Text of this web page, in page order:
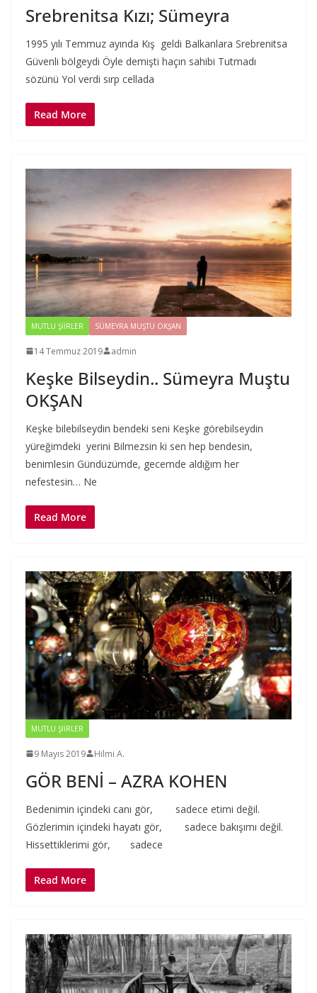
Srebrenitsa Kızı; Sümeyra
1995 yılı Temmuz ayında Kış geldi Balkanlara Srebrenitsa
Güvenli bölgeydi Öyle demişti haçın sahibi Tutmadı
sözünü Yol verdi sırp cellada
Read More
MUTLU ŞIIRLER SÜMEYRA MUŞTU OKŞAN
14 Temmuz 2019 admin
Keşke Bilseydin.. Sümeyra Muştu
OKŞAN
Keşke bilebilseydin bendeki seni Keşke görebilseydin
yüreğimdeki yerini Bilmezsin ki sen hep bendesin,
benimlesin Gündüzümde, gecemde aldığım her
nefestesin… Ne
Read More
MUTLU ŞIIRLER
9 Mayıs 2019 Hilmi A.
GÖR BENİ – AZRA KOHEN
Bedenimin içindeki canı gör, sadece etimi değil.
Gözlerimin içindeki hayatı gör, sadece bakışımı değil.
Hissettiklerimi gör, sadece
Read More